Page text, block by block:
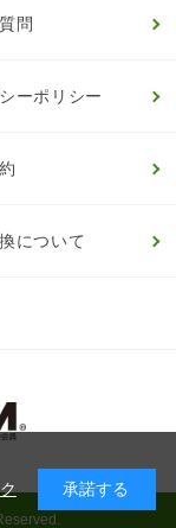
問
ーポリシー
について
ク
承諾する